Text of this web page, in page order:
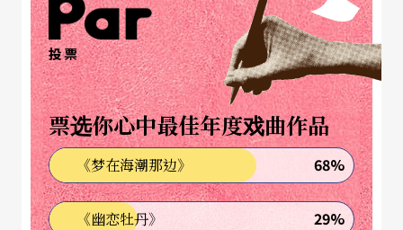
投票
票选你心中最佳年度戏曲作品
《梦在海潮那边》 68%
《幽恋牡丹》 29%